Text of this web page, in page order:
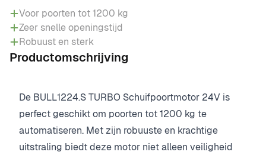
Voor poorten tot 1200 kg
Zeer snelle openingstijd
Robuust en sterk
Productomschrijving
De BULL1224.S TURBO Schuifpoortmotor 24V is
perfect geschikt om poorten tot 1200 kg te
automatiseren. Met zijn robuuste en krachtige
uitstraling biedt deze motor niet alleen veiligheid